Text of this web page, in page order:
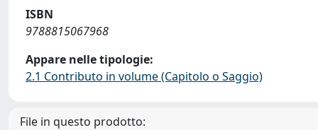
ISBN
9788815067968
Appare nelle tipologie:
2.1 Contributo in volume (Capitolo o Saggio)
File in questo prodotto: